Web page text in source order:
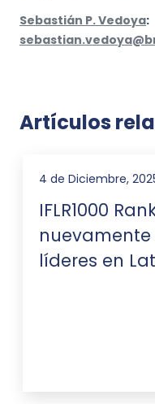
Sebastián P. Vedoya:
Artículos
4 de Diciembre,
IFLR1000
líderes en